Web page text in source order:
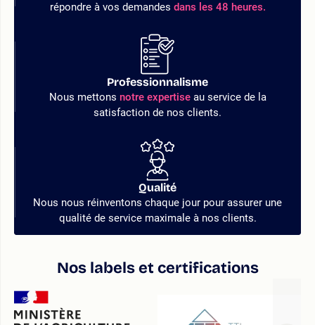
répondre à vos demandes dans les 48 heures.
Professionnalisme
Nous mettons notre expertiseau service de la
satisfaction de nos clients.
Qualité
Nous nous réinventons chaque jour pour assurer une
qualité de service maximale à nos clients.
Nos labels et certifications